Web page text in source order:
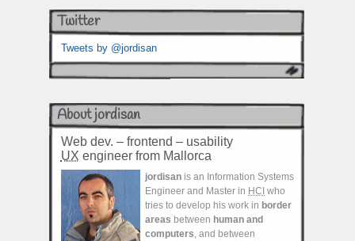
Twitter
Tweets by @jordisan
About jordisan
Web dev. – frontend – usability
UX engineer from Mallorca
jordisan is an Information Systems
Engineer and Master in HCI who
tries to develop his work in border
areas between human and
computers, and between